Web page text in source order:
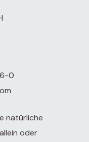
0
natürliche
oder